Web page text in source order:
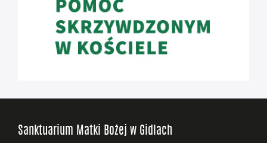
Sanktuarium Matki Bożej w Gidlach